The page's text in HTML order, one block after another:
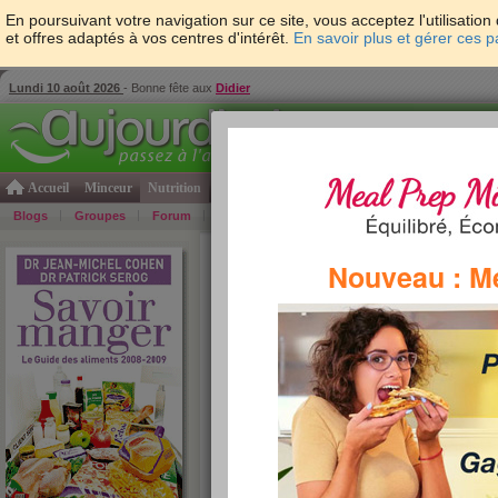
En poursuivant votre navigation sur ce site, vous acceptez
et offres adaptés à vos centres d'intérêt. En savoir plus et gérer ces
Lundi 10 août 2026 - Bonne fête aux Didier
Accueil Minceur Nutrition Psycho & tests Forme & santé
Blogs Groupes Forum Bons Plans
Nouveau :